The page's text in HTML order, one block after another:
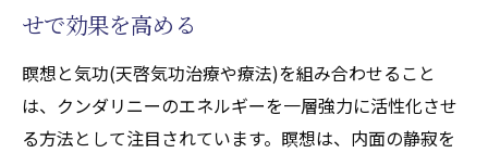
せで効果を高める
瞑想と気功(天啓気功治療や療法)を組み合わせること
は、クンダリニーのエネルギーを一層強力に活性化させ
る方法として注目されています。瞑想は、内面の静寂を